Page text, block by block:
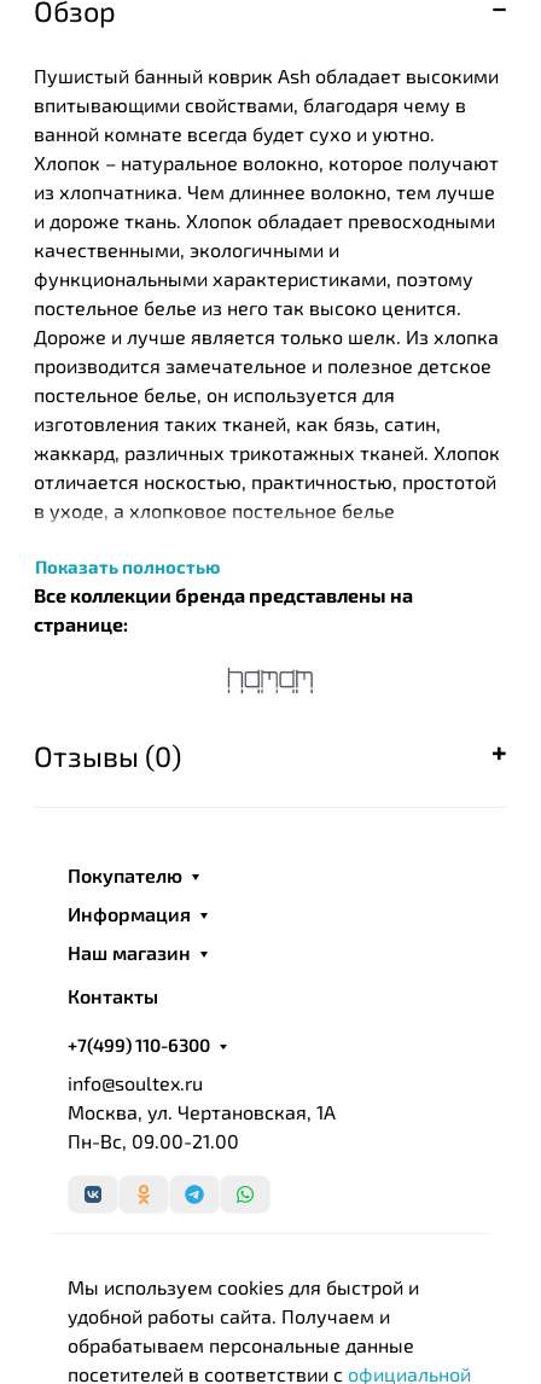
Обзор
Пушистый банный коврик Ash обладает высокими
впитывающими свойствами, благодаря чему в
ванной комнате всегда будет сухо и уютно.
Хлопок – натуральное волокно, которое получают
из хлопчатника. Чем длиннее волокно, тем лучше
и дороже ткань. Хлопок обладает превосходными
качественными, экологичными и
функциональными характеристиками, поэтому
постельное белье из него так высоко ценится.
Дороже и лучше является только шелк. Из хлопка
производится замечательное и полезное детское
постельное белье, он используется для
изготовления таких тканей, как бязь, сатин,
жаккард, различных трикотажных тканей. Хлопок
отличается носкостью, практичностью, простотой
в уходе, а хлопковое постельное белье
Турецкий бренд текстильных изделий Нamam был
дизайнера Идиль Тарзи. Этот бренд стал одним из
которые с успехом были встречены покупателями
в рамках кампании по продвижению
национальных брендов.
В течение короткого времени Нamam занял
Нamam стал выбором гостиниц и салонов красоты
по всему миру. Известные сети отелей
этого турецкого бренда.
Сегодня Нamam можно с уверенностью назвать
производителей домашнего и профессионального
надежности изделиям с мировыми именами.
Изготавливается текстиль Нamam из
натурального хлопка, собранного с экологически
чистых плантаций Турции. При производстве
Показать полностью
Все коллекции бренда представлены на
странице:
Отзывы (0)
Покупателю
Информация
Наш магазин
Контакты
+7(499) 110-6300
info@soultex.ru
Москва, ул. Чертановская, 1А
Пн-Вс, 09.00-21.00
Мы используем cookies для быстрой и
удобной работы сайта. Получаем и
обрабатываем персональные данные
посетителей в соответствии с официальной